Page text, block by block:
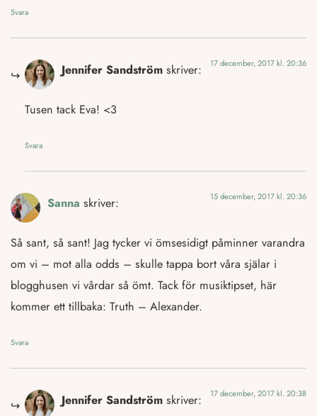
Svara
Jennifer Sandström skriver: 17 december, 2017 kl. 20:36
Tusen tack Eva! <3
Svara
Sanna skriver: 15 december, 2017 kl. 20:36
Så sant, så sant! Jag tycker vi ömsesidigt påminner varandra
om vi – mot alla odds – skulle tappa bort våra själar i
blogghusen vi vårdar så ömt. Tack för musiktipset, här
kommer ett tillbaka: Truth – Alexander.
Svara
Jennifer Sandström skriver: 17 december, 2017 kl. 20:38